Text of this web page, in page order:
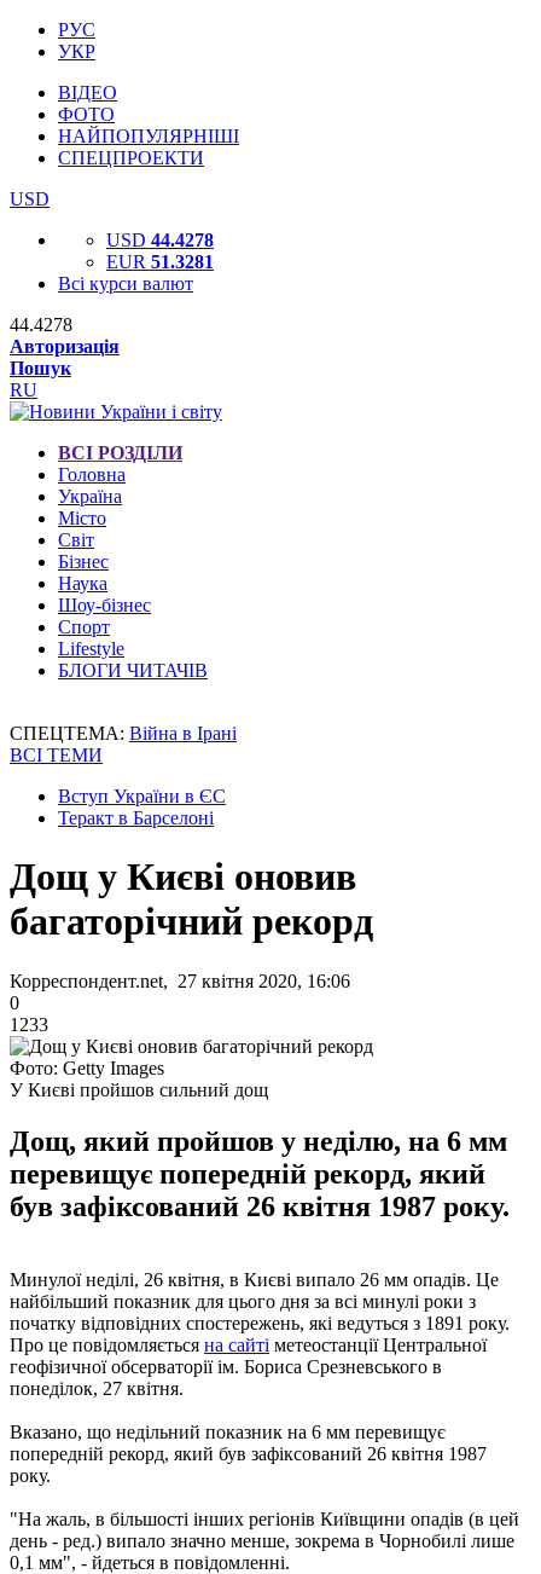
РУС
УКР
ВІДЕО
ФОТО
НАЙПОПУЛЯРНІШІ
СПЕЦПРОЕКТИ
USD
USD 44.4278
EUR 51.3281
Всі курси валют
44.4278
Авторизація
Пошук
RU
ВСІ РОЗДІЛИ
Головна
Україна
Місто
Світ
Бізнес
Наука
Шоу-бізнес
Спорт
Lifestyle
БЛОГИ ЧИТАЧІВ
СПЕЦТЕМА: Війна в Ірані
ВСІ ТЕМИ
Вступ України в ЄС
Теракт в Барселоні
Дощ у Києві оновив
багаторічний рекорд
Корреспондент.net, 27 квітня 2020, 16:06
0
1233
Фото: Getty Images
У Києві пройшов сильний дощ
Дощ, який пройшов у неділю, на 6 мм
перевищує попередній рекорд, який
був зафіксований 26 квітня 1987 року.
Минулої неділі, 26 квітня, в Києві випало 26 мм опадів. Це
найбільший показник для цього дня за всі минулі роки з
початку відповідних спостережень, які ведуться з 1891 року.
Про це повідомляється на сайті метеостанції Центральної
геофізичної обсерваторії ім. Бориса Срезневського в
понеділок, 27 квітня.
Вказано, що недільний показник на 6 мм перевищує
попередній рекорд, який був зафіксований 26 квітня 1987
року.
"На жаль, в більшості інших регіонів Київщини опадів (в цей
день - ред.) випало значно менше, зокрема в Чорнобилі лише
0,1 мм", - йдеться в повідомленні.